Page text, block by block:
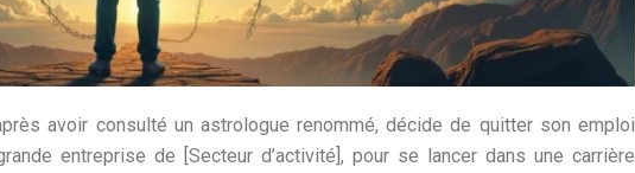
avoir consulté un astrologue renommé, décide de quitter son emploi
entreprise de [Secteur d’activité], pour se lancer dans une carrière